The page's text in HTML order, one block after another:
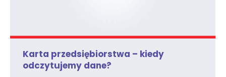
Karta przedsiębiorstwa – kiedy
odczytujemy dane?